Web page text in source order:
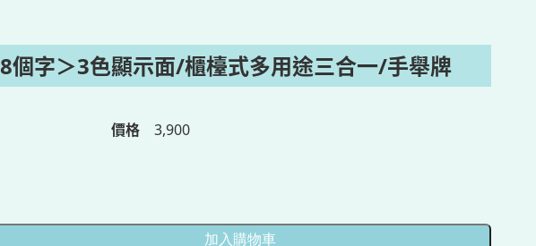
8個字＞3色顯示面/櫃檯式多用途三合一/手舉牌
價格 3,900